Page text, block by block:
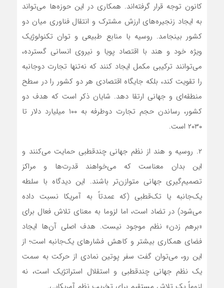
کانون توجه قرار گرفته‌اند. همکاری در این حوزه‌ها می‌تواند
به ایجاد زنجیره‌های ارزش مشترک و انتقال فناوری میان دو
کشور بینجامد. روسیه با منابع طبیعی و توان تکنولوژیک
ویژه خود و هند با اقتصاد پویا و نیروی انسانی گسترده،
می‌توانند ترکیبی مکمل ایجاد کنند که نه‌تنها تجارت دوجانبه
را تقویت کند، بلکه جایگاه اقتصادی هر دو کشور را در سطح
منطقه‌ای و جهانی ارتقا دهد. شایان ذکر است که هدف دو
کشور، رساندن حجم تجارت دوطرفه به ۱۰۰ میلیارد دلار تا
۲۰۳۰ است.
۲. روسیه و هند از نظم جهانی چندقطبی حمایت می‌کنند و
این بدان معناست که می‌خواهند قدرت‌ها و مراکز
تصمیم‌گیری جهانی متوازن‌تر باشند. این دیدگاه با سلطه
یک‌جانبه یا تک‌قطبی (که عمدتاً به آمریکا نسبت داده
می‌شود) در تضاد است، اما لزوما به معنای تلاش فعال برای
«برهم زدن» نظم موجود نیست. هدف اصلی آن‌ها ایجاد
فضای همکاری بیشتر و کاهش فشارهای یک‌جانبه است؛ از
این رو، می‌توان گفت سفر پوتین نمادی از حرکت به سمت
یک نظم جهانی چندقطبی و استقلال استراتژیک است، نه